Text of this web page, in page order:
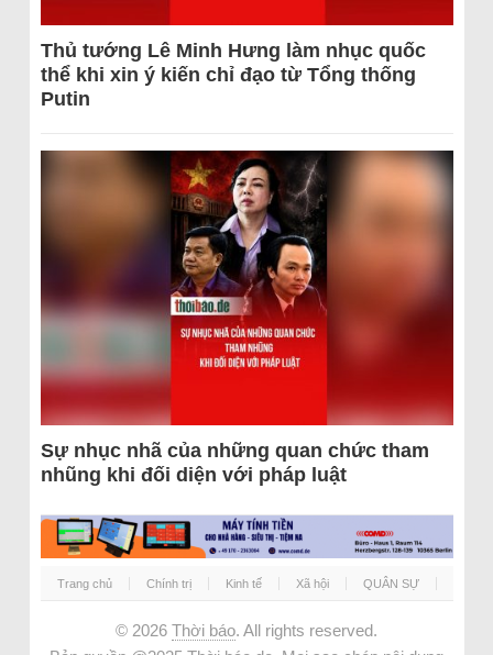
Thủ tướng Lê Minh Hưng làm nhục quốc
thể khi xin ý kiến chỉ đạo từ Tổng thống
Putin
Sự nhục nhã của những quan chức tham
nhũng khi đối diện với pháp luật
Trang chủ Chính trị Kinh tế Xã hội QUÂN SỰ
© 2026 Thời báo. All rights reserved.